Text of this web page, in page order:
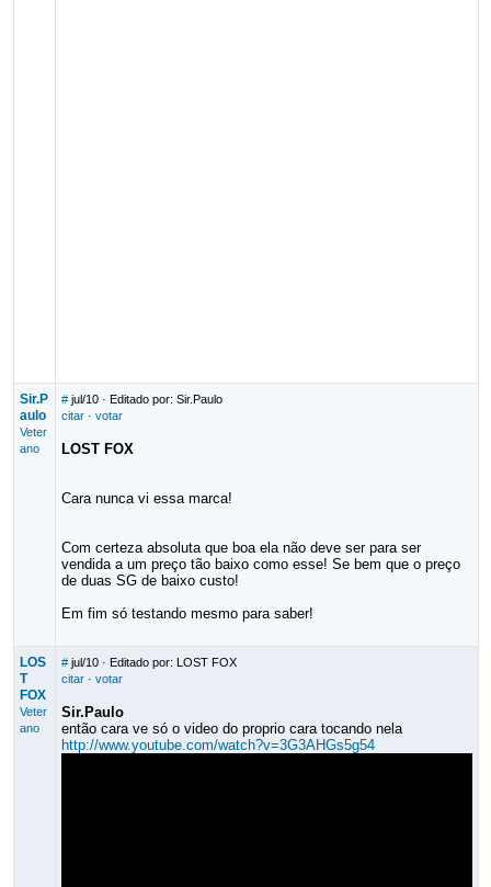
Sir.P
aulo
Veter
ano
# jul/10· Editado por: Sir.Paulo
citar· votar
LOST FOX
Cara nunca vi essa marca!
Com certeza absoluta que boa ela não deve ser para ser
vendida a um preço tão baixo como esse! Se bem que o preço
de duas SG de baixo custo!
Em fim só testando mesmo para saber!
LOS
T
FOX
Veter
ano
# jul/10· Editado por: LOST FOX
citar· votar
Sir.Paulo
então cara ve só o video do proprio cara tocando nela
http://www.youtube.com/watch?v=3G3AHGs5g54